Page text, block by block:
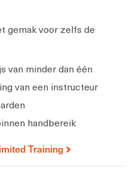
gemak voor zelfs de
van minder dan één
van een instructeur
handbereik
Training